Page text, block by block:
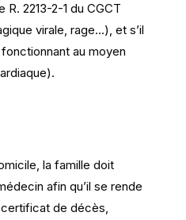
R. 2213-2-1 du CGCT
virale, rage…), et s’il
au moyen
la famille doit
afin qu’il se rende
de décès,